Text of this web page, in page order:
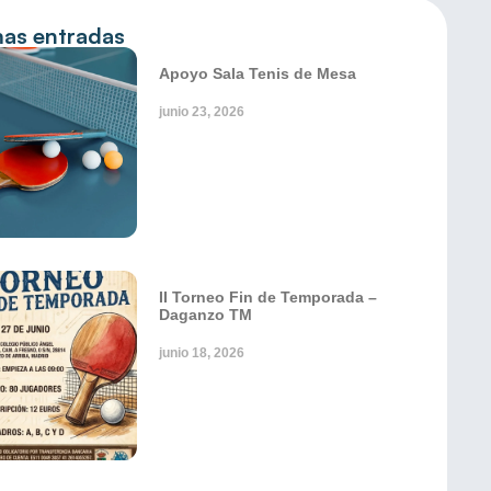
entradas
Apoyo Sala Tenis de Mesa
junio 23, 2026
II Torneo Fin de Temporada –
Daganzo TM
junio 18, 2026